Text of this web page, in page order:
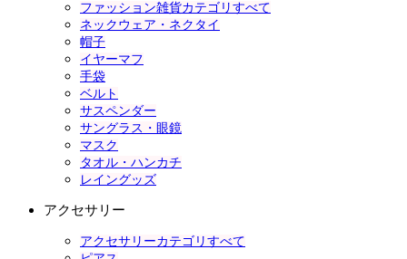
ファッション雑貨カテゴリすべて
ネックウェア・ネクタイ
帽子
イヤーマフ
手袋
ベルト
サスペンダー
サングラス・眼鏡
マスク
タオル・ハンカチ
レイングッズ
アクセサリー
アクセサリーカテゴリすべて